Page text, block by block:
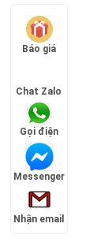
Báo giá
Chat Zalo
Gọi điện
Messenger
Nhận email